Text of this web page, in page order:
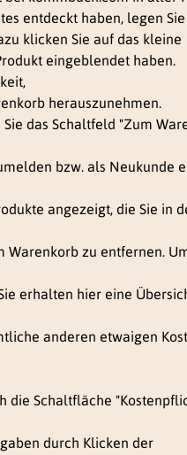
entdeckt haben, legen Sie
klicken Sie auf das kleine
eingeblendet haben.
herauszunehmen.
das Schaltfeld "Zum
bzw. als Neukunde
angezeigt, die Sie in
Warenkorb zu entfernen.
erhalten hier eine
anderen etwaigen
die Schaltfläche
durch Klicken der